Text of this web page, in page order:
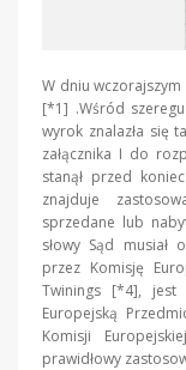
W dniu
[*1] .Wśród
wyrok znalazła się
załącznika I do
stanął przed
znajduje
sprzedane lub
słowy Sąd musiał
przez Komisję
Twinings [*4], jest
Europejską
Komisji
prawidłowy